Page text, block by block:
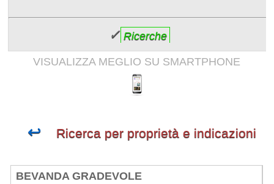
✓ Ricerche
VISUALIZZA MEGLIO SU SMARTPHONE
↩ Ricerca per proprietà e indicazioni
BEVANDA GRADEVOLE